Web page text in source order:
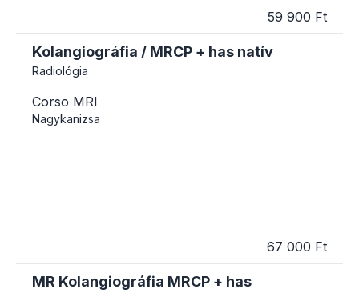
59 900 Ft
Kolangiográfia / MRCP + has natív
Radiológia
Corso MRI
Nagykanizsa
67 000 Ft
MR Kolangiográfia MRCP + has